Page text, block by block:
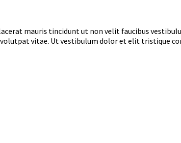
mauris tincidunt ut non velit faucibus
vitae. Ut vestibulum dolor et elit tristique